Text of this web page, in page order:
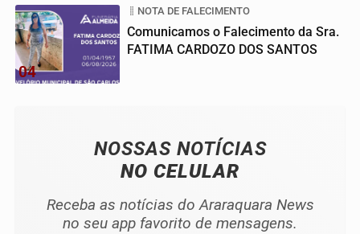
04
NOTA DE FALECIMENTO
Comunicamos o Falecimento da Sra.
FATIMA CARDOZO DOS SANTOS
NOSSAS NOTÍCIAS
NO CELULAR
Receba as notícias do Araraquara News
no seu app favorito de mensagens.